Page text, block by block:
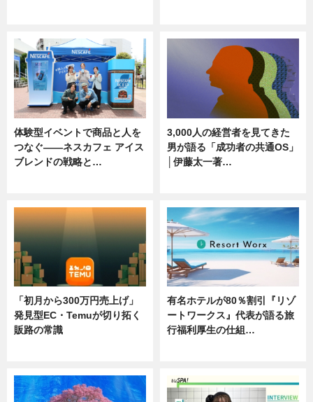
体験型イベントで商品と人を
つなぐ――ネスカフェ アイス
ブレンドの戦略と…
3,000人の経営者を見てきた
男が語る「成功者の共通OS」
│伊藤太一著…
「初月から300万円売上げ」
発見型EC・Temuが切り拓く
販路の常識
有名ホテルが80％割引『リゾ
ートワークス』代表が語る旅
行福利厚生の仕組…